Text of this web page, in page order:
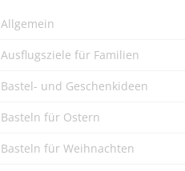
Allgemein
Ausflugsziele für Familien
Bastel- und Geschenkideen
Basteln für Ostern
Basteln für Weihnachten